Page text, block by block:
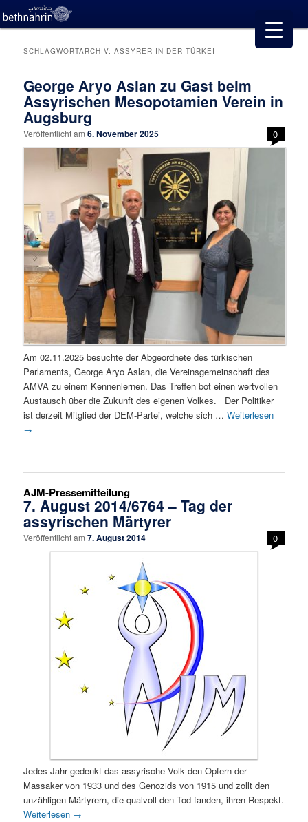
SCHLAGWORTARCHIV:ASSYRER IN DER TÜRKEI
George Aryo Aslan zu Gast beim
Assyrischen Mesopotamien Verein in
Augsburg
Veröffentlicht am6. November 2025 0
Am 02.11.2025 besuchte der Abgeordnete des türkischen
Parlaments, George Aryo Aslan, die Vereinsgemeinschaft des
AMVA zu einem Kennenlernen. Das Treffen bot einen wertvollen
Austausch über die Zukunft des eigenen Volkes. Der Politiker
ist derzeit Mitglied der DEM-Partei, welche sich …Weiterlesen
→
AJM-Pressemitteilung
7. August 2014/6764 – Tag der
assyrischen Märtyrer
Veröffentlicht am7. August 2014 0
Jedes Jahr gedenkt das assyrische Volk den Opfern der
Massaker von 1933 und des Genozids von 1915 und zollt den
unzähligen Märtyrern, die qualvoll den Tod fanden, ihren Respekt.
Weiterlesen →